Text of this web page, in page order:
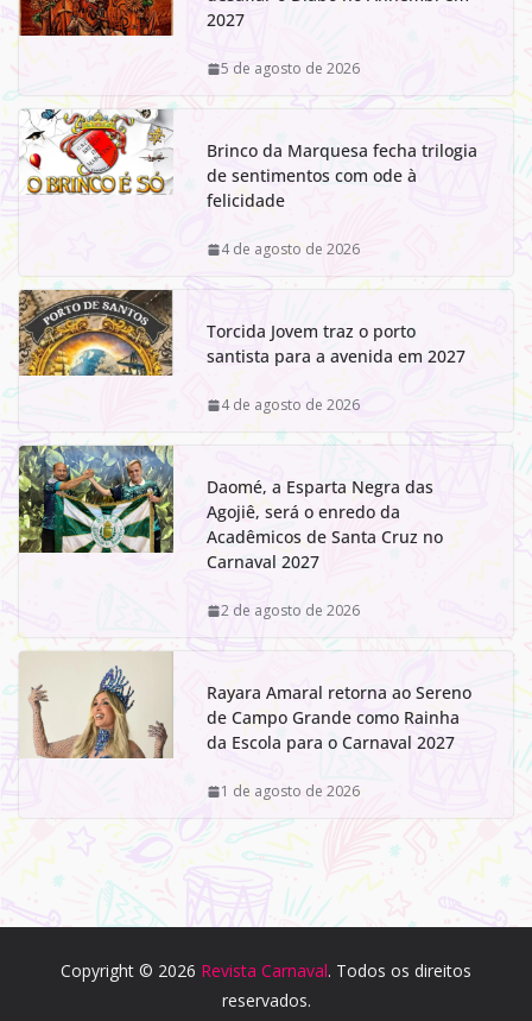
2027
5 de agosto de 2026
Brinco da Marquesa fecha trilogia
de sentimentos com ode à
felicidade
4 de agosto de 2026
Torcida Jovem traz o porto
santista para a avenida em 2027
4 de agosto de 2026
Daomé, a Esparta Negra das
Agojiê, será o enredo da
Acadêmicos de Santa Cruz no
Carnaval 2027
2 de agosto de 2026
Rayara Amaral retorna ao Sereno
de Campo Grande como Rainha
da Escola para o Carnaval 2027
1 de agosto de 2026
Copyright © 2026 Revista Carnaval. Todos os direitos
reservados.